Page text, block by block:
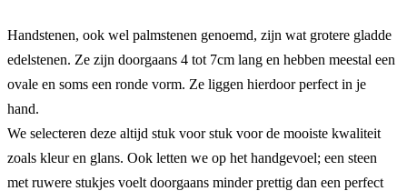
Handstenen, ook wel palmstenen genoemd, zijn wat grotere gladde
edelstenen. Ze zijn doorgaans 4 tot 7cm lang en hebben meestal een
ovale en soms een ronde vorm. Ze liggen hierdoor perfect in je
hand.
We selecteren deze altijd stuk voor stuk voor de mooiste kwaliteit
zoals kleur en glans. Ook letten we op het handgevoel; een steen
met ruwere stukjes voelt doorgaans minder prettig dan een perfect